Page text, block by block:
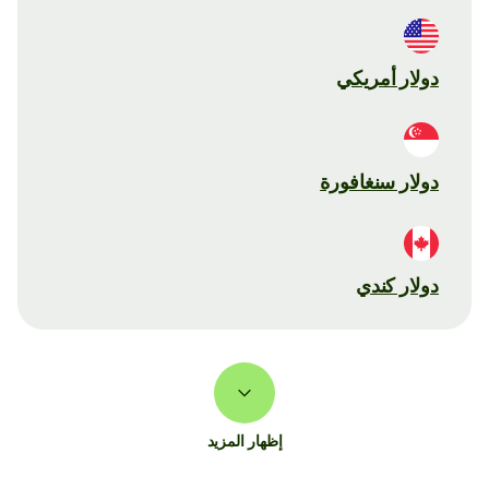
دولار أمريكي
دولار سنغافورة
دولار كندي
إظهار المزيد